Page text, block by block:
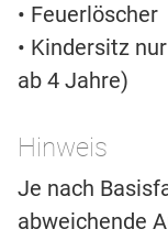
• Feuerlöscher
• Kindersitz
ab 4 Jahre)
Hinweis
Je nach
abweichende